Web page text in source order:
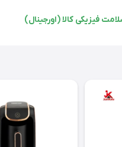
فیزیکی کالا (اورجینال)